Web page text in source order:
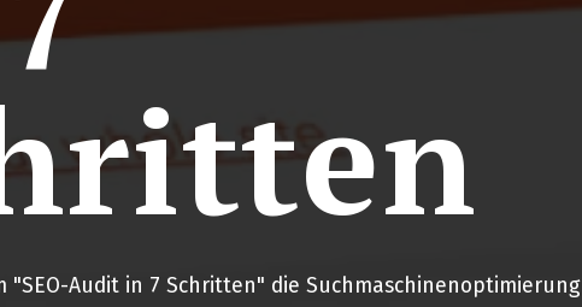
"SEO-Audit in 7 Schritten" die Suchmaschinenoptimierung